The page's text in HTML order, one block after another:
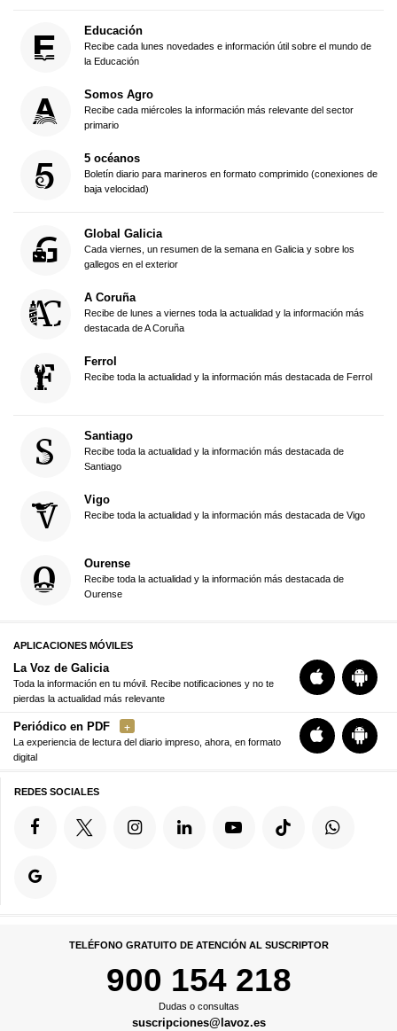
Educación
Recibe cada lunes novedades e información útil sobre el mundo de
la Educación
Somos Agro
Recibe cada miércoles la información más relevante del sector
primario
5 océanos
Boletín diario para marineros en formato comprimido (conexiones de
baja velocidad)
Global Galicia
Cada viernes, un resumen de la semana en Galicia y sobre los
gallegos en el exterior
A Coruña
Recibe de lunes a viernes toda la actualidad y la información más
destacada de A Coruña
Ferrol
Recibe toda la actualidad y la información más destacada de Ferrol
Santiago
Recibe toda la actualidad y la información más destacada de
Santiago
Vigo
Recibe toda la actualidad y la información más destacada de Vigo
Ourense
Recibe toda la actualidad y la información más destacada de
Ourense
APLICACIONES MÓVILES
La Voz de Galicia
Toda la información en tu móvil. Recibe notificaciones y no te
pierdas la actualidad más relevante
Periódico en PDF
La experiencia de lectura del diario impreso, ahora, en formato
digital
REDES SOCIALES
TELÉFONO GRATUITO DE ATENCIÓN AL SUSCRIPTOR
900 154 218
Dudas o consultas
suscripciones@lavoz.es